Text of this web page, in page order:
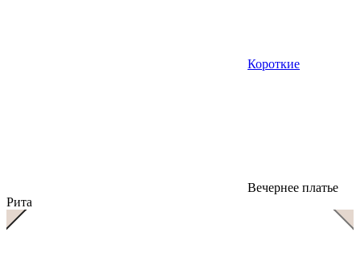
Короткие
Вечернее платье
Рита